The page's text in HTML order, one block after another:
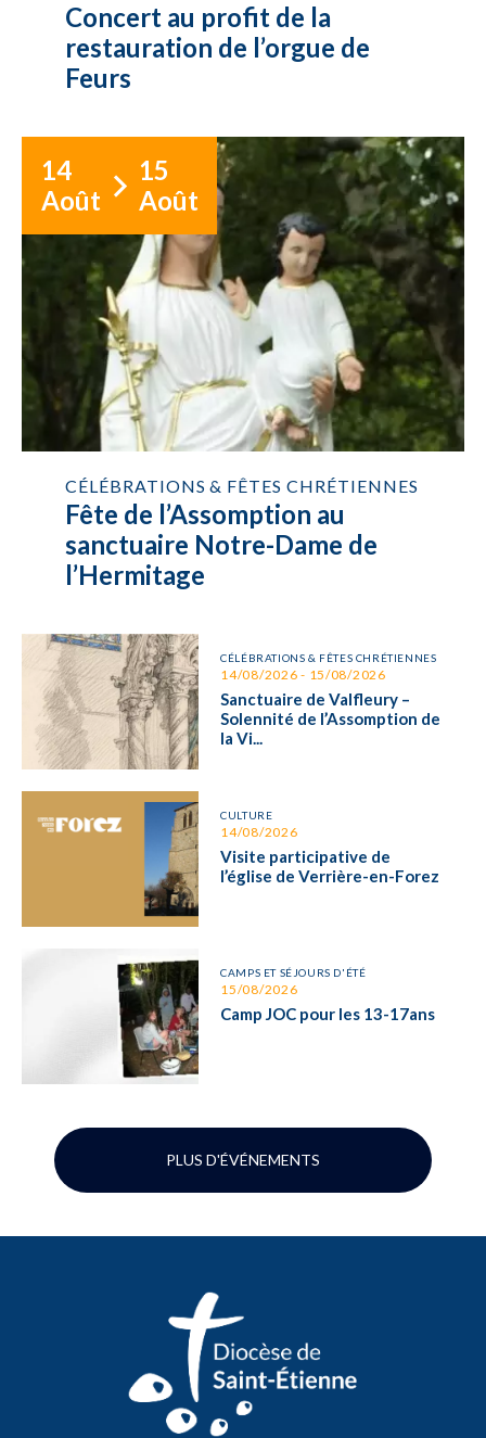
PLUS D'ÉVÉNEMENTS
Concert au profit de la
restauration de l’orgue de
Feurs
14
Août
15
Août
CÉLÉBRATIONS & FÊTES CHRÉTIENNES
Fête de l’Assomption au
sanctuaire Notre-Dame de
l’Hermitage
CÉLÉBRATIONS & FÊTES CHRÉTIENNES
14/08/2026 - 15/08/2026
Sanctuaire de Valfleury –
Solennité de l’Assomption de
la Vi...
CULTURE
14/08/2026
Visite participative de
l’église de Verrière-en-Forez
CAMPS ET SÉJOURS D'ÉTÉ
15/08/2026
Camp JOC pour les 13-17ans